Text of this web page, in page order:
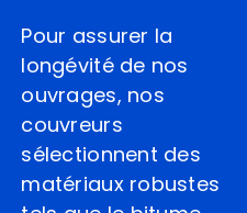
Pour assurer la
longévité de nos
ouvrages, nos
couvreurs
sélectionnent des
matériaux robustes